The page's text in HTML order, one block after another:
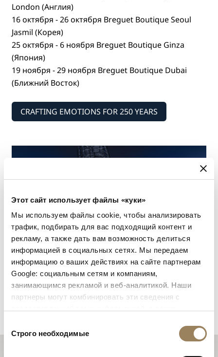
Этот сайт использует файлы «куки»
Мы используем файлы cookie, чтобы анализировать
трафик, подбирать для вас подходящий контент и
рекламу, а также дать вам возможность делиться
информацией в социальных сетях. Мы передаем
информацию о ваших действиях на сайте партнерам
Google: социальным сетям и компаниям,
занимающимся рекламой и веб-аналитикой. Наши
партнеры могут комбинировать эти сведения с
вами их сервисов.
согласия
Строго необходимые
London (Англия)
16 октября - 26 октября Breguet Boutique Seoul
Jasmil (Корея)
25 октября - 6 ноября Breguet Boutique Ginza
(Япония)
19 ноября - 29 ноября Breguet Boutique Dubai
(Ближний Восток)
CRAFTING EMOTIONS FOR 250 YEARS